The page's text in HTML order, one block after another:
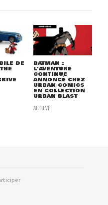
DE BATMAN :
L'AVENTURE
CONTINUE
ANNONCÉ CHEZ
URBAN COMICS
EN COLLECTION
URBAN BLAST
ACTU VF